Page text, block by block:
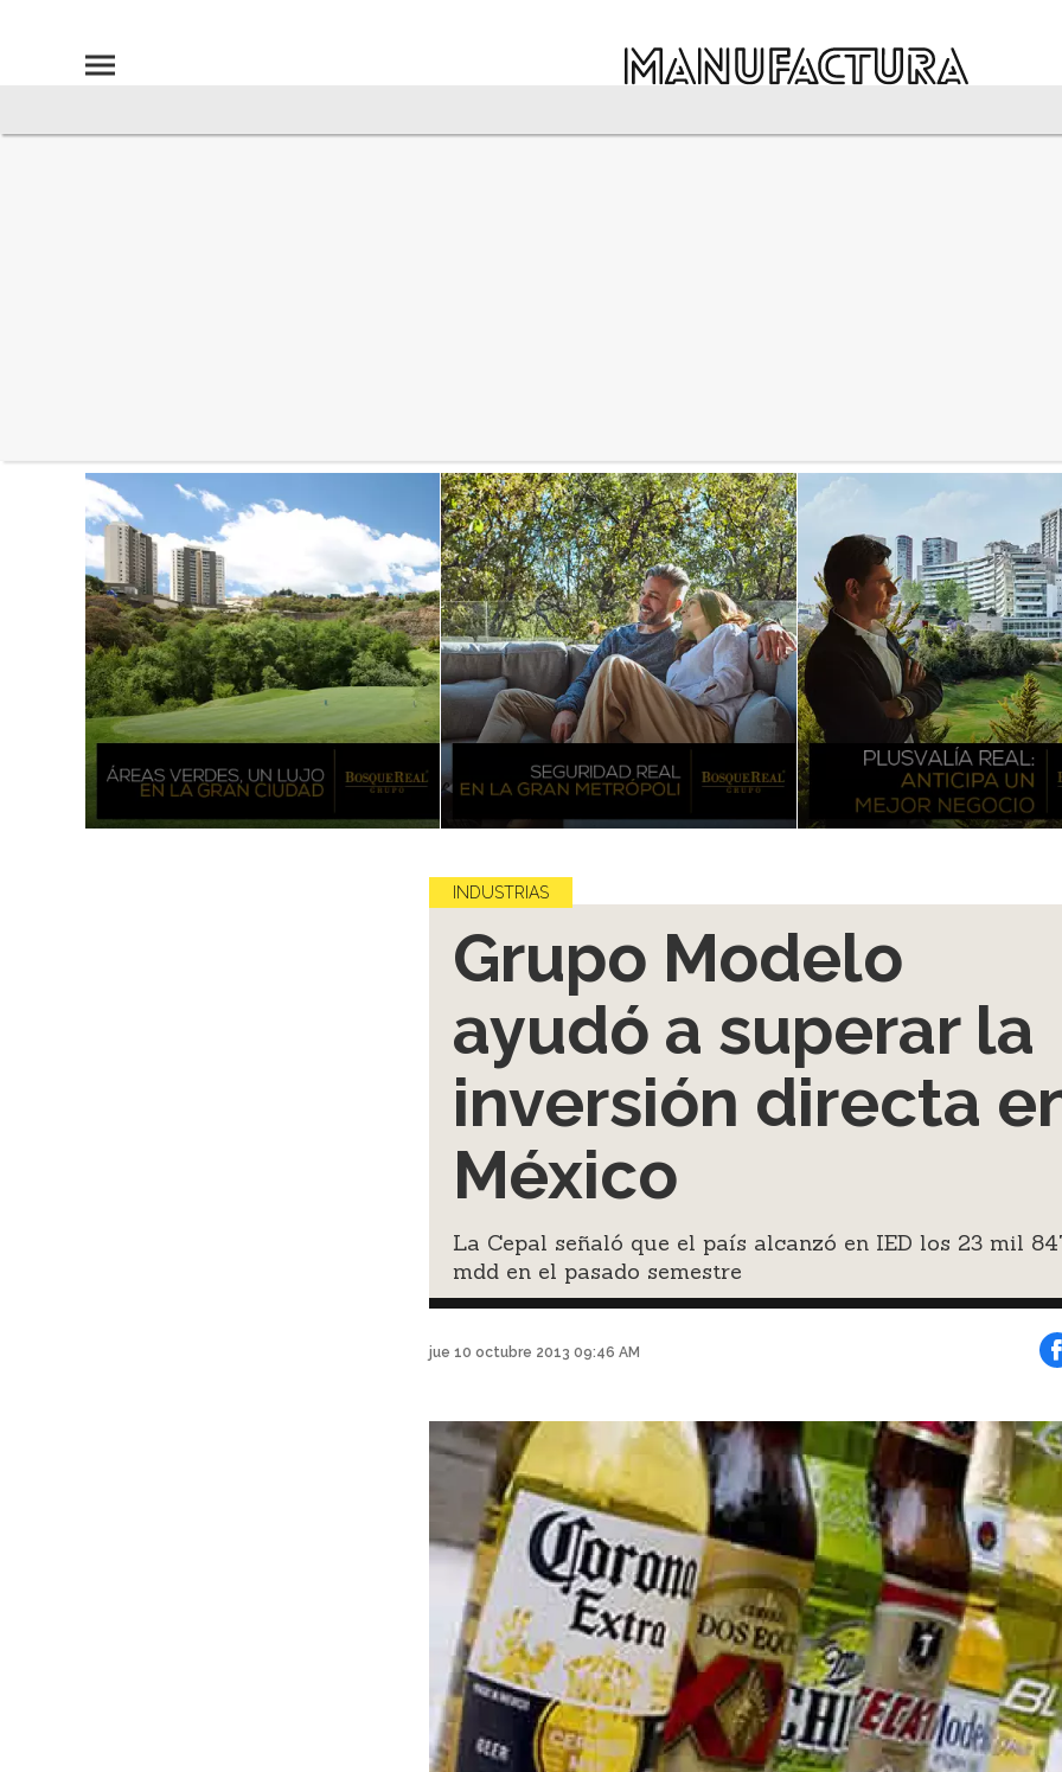
INDUSTRIAS
Grupo Modelo
ayudó a superar la
inversión directa
México
La Cepal señaló que el país alcanzó en IED los 23 mil
mdd en el pasado semestre
jue 10 octubre 2013 09:46 AM